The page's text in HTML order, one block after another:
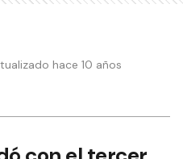
hace 10 años